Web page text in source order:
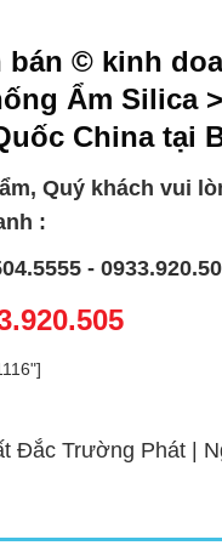
bán © kinh
Ẩm Silica
China tại
Quý khách vui
:
-
Đắc Trường Phát |